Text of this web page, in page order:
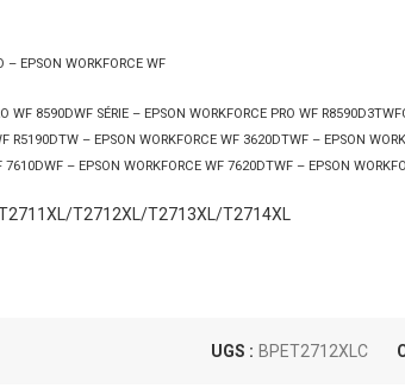
– EPSON WORKFORCE WF
WF 8590DWF SÉRIE – EPSON WORKFORCE PRO WF
R5190DTW – EPSON WORKFORCE WF 3620DTWF – EPSON
– EPSON WORKFORCE WF 7620DTWF – EPSON
T2712XL/T2713XL/T2714XL
UGS : BPET2712XLC